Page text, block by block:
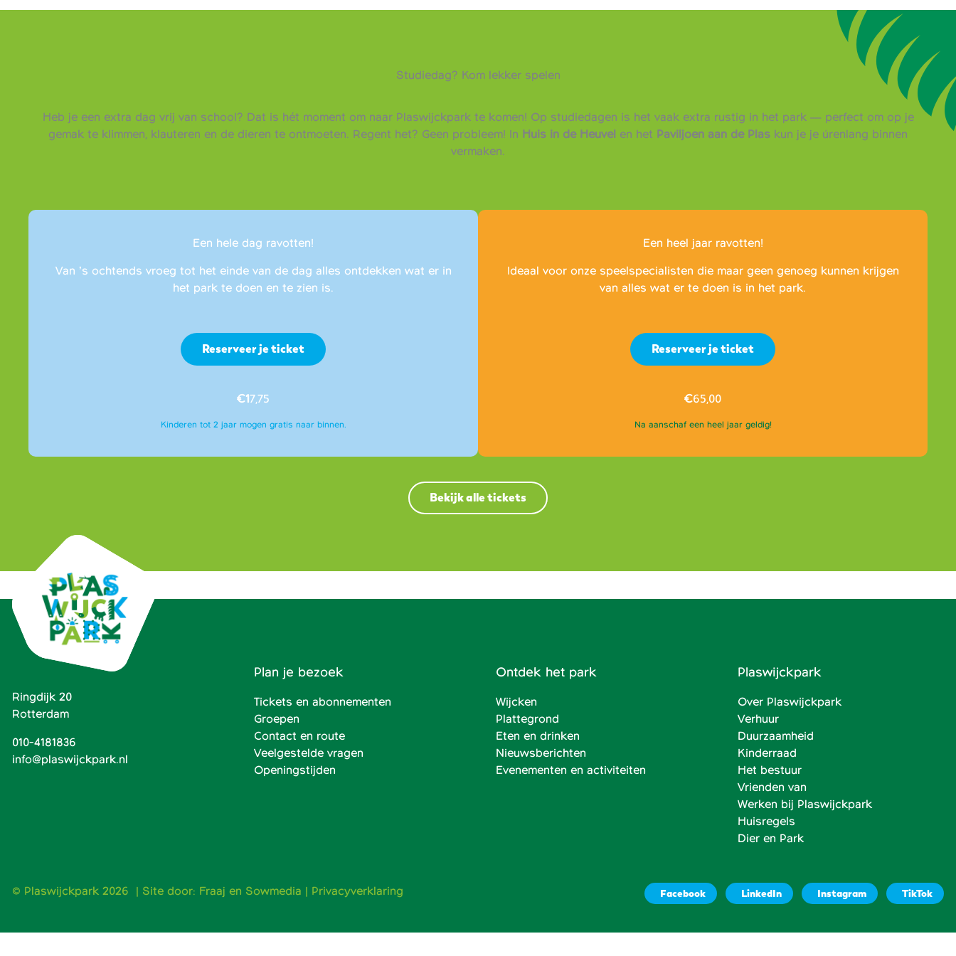
Studiedag? Kom lekker spelen
Heb je een extra dag vrij van school? Dat is hét moment om naar Plaswijckpark te komen! Op studiedagen is het vaak extra rustig in het park — perfect om op je
gemak te klimmen, klauteren en de dieren te ontmoeten. Regent het? Geen probleem! In Huis in de Heuvel en het Paviljoen aan de Plas kun je je úrenlang binnen
vermaken.
Een hele dag ravotten!
Van ’s ochtends vroeg tot het einde van de dag alles ontdekken wat er in
het park te doen en te zien is.
Reserveer je ticket
€17,75
Kinderen tot 2 jaar mogen gratis naar binnen.
Een heel jaar ravotten!
Ideaal voor onze speelspecialisten die maar geen genoeg kunnen krijgen
van alles wat er te doen is in het park.
Reserveer je ticket
€65,00
Na aanschaf een heel jaar geldig!
Bekijk alle tickets
Ringdijk 20
Rotterdam
010-4181836
info@plaswijckpark.nl
Plan je bezoek
Tickets en abonnementen
Groepen
Contact en route
Veelgestelde vragen
Openingstijden
Ontdek het park
Wijcken
Plattegrond
Eten en drinken
Nieuwsberichten
Evenementen en activiteiten
Plaswijckpark
Over Plaswijckpark
Verhuur
Duurzaamheid
Kinderraad
Het bestuur
Vrienden van
Werken bij Plaswijckpark
Huisregels
Dier en Park
© Plaswijckpark 2026 | Site door: Fraaj en Sowmedia | Privacyverklaring Facebook LinkedIn Instagram TikTok